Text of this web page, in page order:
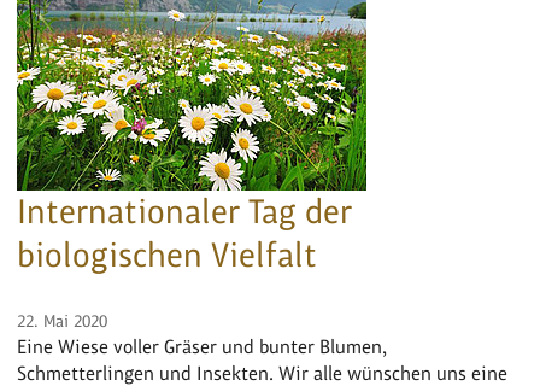
Internationaler Tag der
biologischen Vielfalt
22. Mai 2020
Eine Wiese voller Gräser und bunter Blumen,
Schmetterlingen und Insekten. Wir alle wünschen uns eine